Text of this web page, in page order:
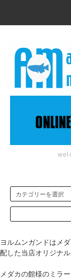
ヨルムンガンドはメ
配した当店オリジナル
メダカの館様のミラ